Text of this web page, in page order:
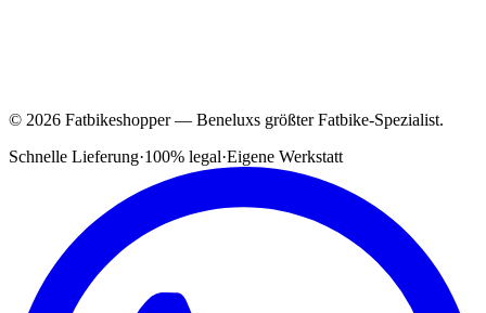
© 2026 Fatbikeshopper — Beneluxs größter Fatbike-Spezialist.
Schnelle Lieferung·100% legal·Eigene Werkstatt